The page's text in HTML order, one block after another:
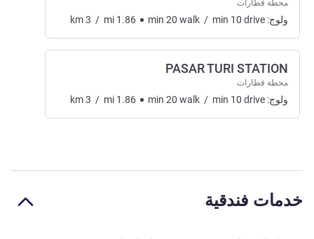
محطة قطارات
ولوج: km3 / mi 1.86 min 20 walk / min 10 drive
PASAR TURI STATION
محطة قطارات
ولوج: km3 / mi 1.86 min 20 walk / min 10 drive
خدمات فندقية